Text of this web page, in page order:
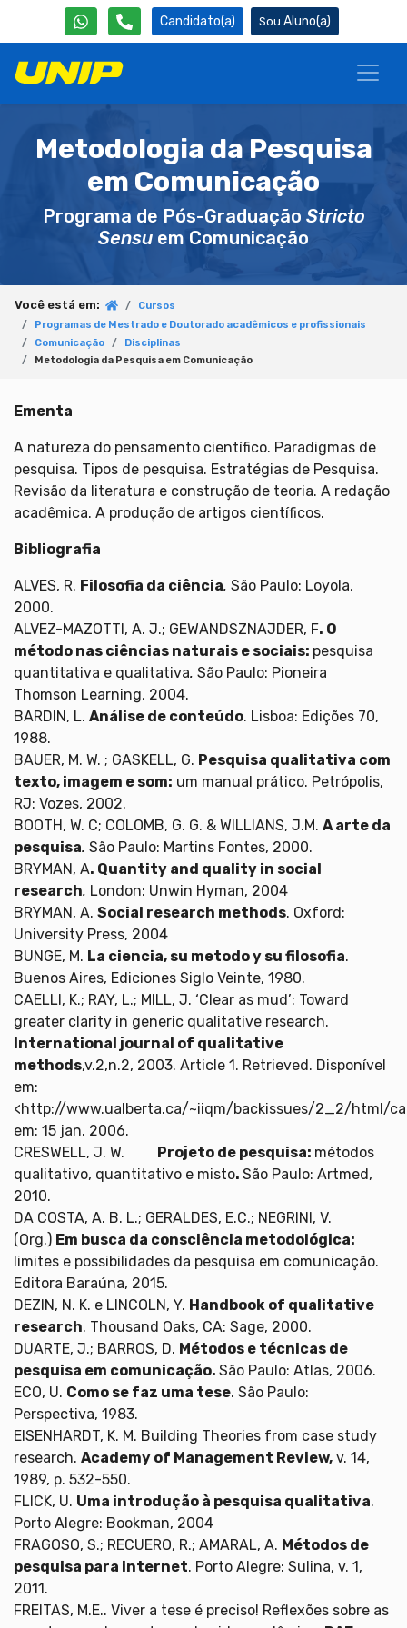
Candidato(a) Aluno(a)
Metodologia da Pesquisa
em Comunicação
Programa de Pós-Graduação Stricto
Sensu em Comunicação
Você está em:
Cursos
Programas de Mestrado e Doutorado acadêmicos e profissionais
Comunicação
Disciplinas
Metodologia da Pesquisa em Comunicação
Ementa
A natureza do pensamento científico. Paradigmas de
pesquisa. Tipos de pesquisa. Estratégias de Pesquisa.
Revisão da literatura e construção de teoria. A redação
acadêmica. A produção de artigos científicos.
Bibliografia
ALVES, R. Filosofia da ciência. São Paulo: Loyola,
2000.
ALVEZ-MAZOTTI, A. J.; GEWANDSZNAJDER, F. O
método nas ciências naturais e sociais: pesquisa
quantitativa e qualitativa. São Paulo: Pioneira
Thomson Learning, 2004.
BARDIN, L. Análise de conteúdo. Lisboa: Edições 70,
1988.
BAUER, M. W. ; GASKELL, G. Pesquisa qualitativa com
texto, imagem e som: um manual prático. Petrópolis,
RJ: Vozes, 2002.
BOOTH, W. C; COLOMB, G. G. & WILLIANS, J.M. A arte da
pesquisa. São Paulo: Martins Fontes, 2000.
BRYMAN, A. Quantity and quality in social
research. London: Unwin Hyman, 2004
BRYMAN, A. Social research methods. Oxford:
University Press, 2004
BUNGE, M. La ciencia, su metodo y su filosofia.
Buenos Aires, Ediciones Siglo Veinte, 1980.
CAELLI, K.; RAY, L.; MILL, J. ‘Clear as mud’: Toward
greater clarity in generic qualitative research.
International journal of qualitative
methods,v.2,n.2, 2003. Article 1. Retrieved. Disponível
em:
<http://www.ualberta.ca/~iiqm/backissues/2_2/html/
em: 15 jan. 2006.
CRESWELL, J. W. Projeto de pesquisa: métodos
qualitativo, quantitativo e misto. São Paulo: Artmed,
2010.
DA COSTA, A. B. L.; GERALDES, E.C.; NEGRINI, V.
(Org.) Em busca da consciência metodológica:
limites e possibilidades da pesquisa em comunicação.
Editora Baraúna, 2015.
DEZIN, N. K. e LINCOLN, Y. Handbook of qualitative
research. Thousand Oaks, CA: Sage, 2000.
DUARTE, J.; BARROS, D. Métodos e técnicas de
pesquisa em comunicação. São Paulo: Atlas, 2006.
ECO, U. Como se faz uma tese. São Paulo:
Perspectiva, 1983.
EISENHARDT, K. M. Building Theories from case study
research. Academy of Management Review, v. 14,
1989, p. 532-550.
FLICK, U. Uma introdução à pesquisa qualitativa.
Porto Alegre: Bookman, 2004
FRAGOSO, S.; RECUERO, R.; AMARAL, A. Métodos de
pesquisa para internet. Porto Alegre: Sulina, v. 1,
2011.
FREITAS, M.E.. Viver a tese é preciso! Reflexões sobre as